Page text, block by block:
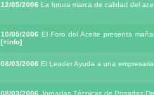
12/05/2006 La futura marca de calidad del
10/05/2006 El Foro del Aceite presenta
[+info]
08/03/2006 El Leader Ayuda a una
08/03/2006 Jornadas Técnicas de